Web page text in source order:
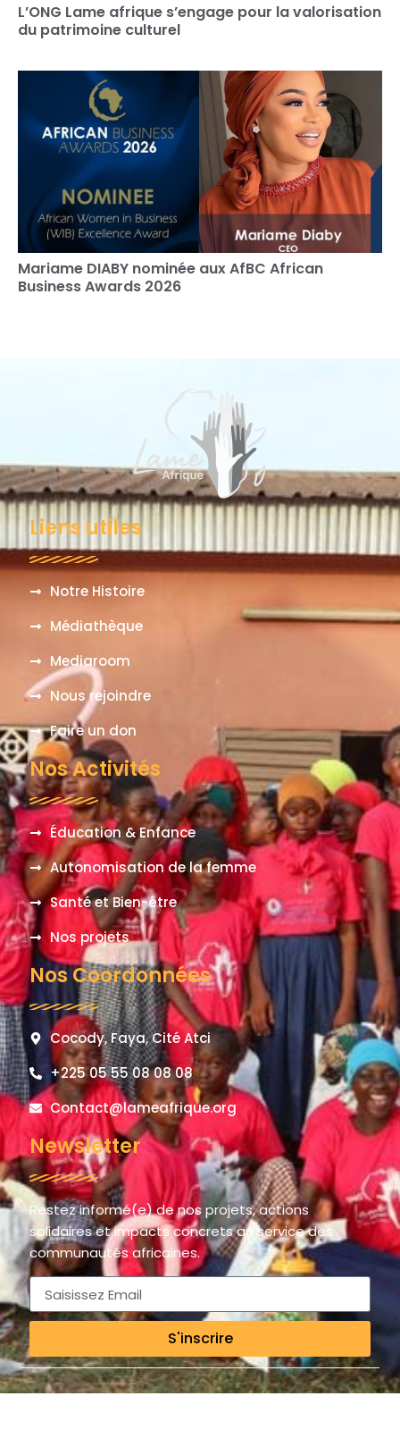
L’ONG Lame afrique s’engage pour la valorisation
du patrimoine culturel
Mariame DIABY nominée aux AfBC African
Business Awards 2026
Liens utiles
Notre Histoire
Médiathèque
Mediaroom
Nous rejoindre
Faire un don
Nos Activités
Éducation & Enfance
Autonomisation de la femme
Santé et Bien-être
Nos projets
Nos Coordonnées
Cocody, Faya, Cité Atci
+225 05 55 08 08 08
Contact@lameafrique.org
Newsletter
Restez informé(e) de nos projets, actions
solidaires et impacts concrets au service des
communautés africaines.
S'inscrire